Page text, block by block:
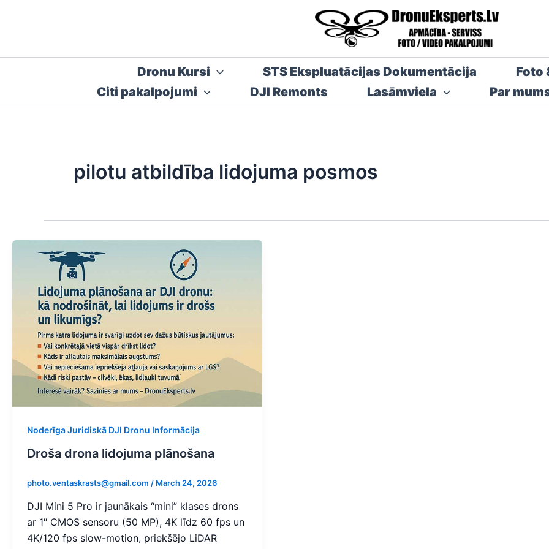
Dronu Kursi STS Ekspluatācijas Dokumentācija
Foto
Citi pakalpojumi
DJI Remonts Lasāmviela Par
pilotu atbildība lidojuma posmos
Noderīga Juridiskā DJI Dronu Informācija
Droša drona lidojuma plānošana
photo.ventaskrasts@gmail.com / March 24, 2026
DJI Mini 5 Pro ir jaunākais “mini” klases drons
ar 1″ CMOS sensoru (50 MP), 4K līdz 60 fps un
4K/120 fps slow-motion, priekšējo LiDAR